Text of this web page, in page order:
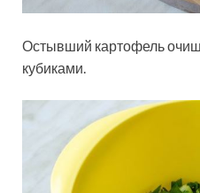
Остывший картофель
кубиками.